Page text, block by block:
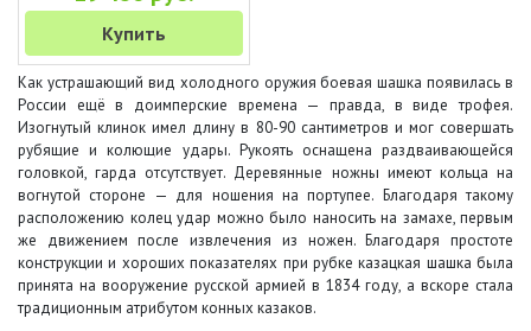
Купить
Как устрашающий вид холодного оружия боевая шашка появилась в
России ещё в доимперские времена — правда, в виде трофея.
Изогнутый клинок имел длину в 80-90 сантиметров и мог совершать
рубящие и колющие удары. Рукоять оснащена раздваивающейся
головкой, гарда отсутствует. Деревянные ножны имеют кольца на
вогнутой стороне — для ношения на портупее. Благодаря такому
расположению колец удар можно было наносить на замахе, первым
же движением после извлечения из ножен. Благодаря простоте
конструкции и хороших показателях при рубке казацкая шашка была
принята на вооружение русской армией в 1834 году, а вскоре стала
традиционным атрибутом конных казаков.